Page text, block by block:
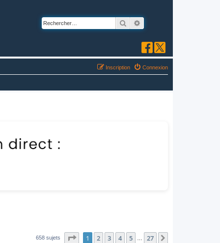
Rechercher
Connexion
Inscription
658 sujets Page sur27
1 2 3 4 5 27